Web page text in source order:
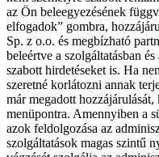
az Ön beleegyezésének
elfogadok” gombra,
Sp. z o.o. és megbízható
beleértve a szolgáltatásban
szabott hirdetéseket is. Ha
szeretné korlátozni annak
már megadott
menüpontra. Amennyiben a
azok feldolgozása az
szolgáltatások magas szintű